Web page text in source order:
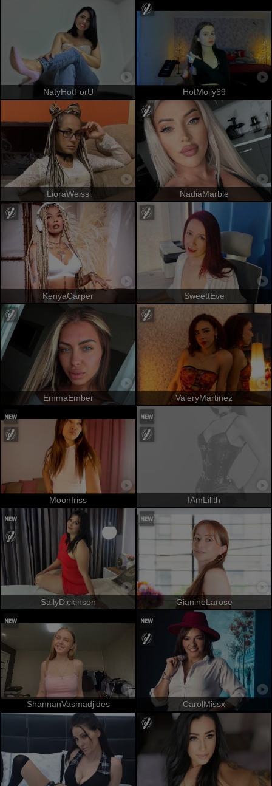
NatyHotForU HotMolly69
LioraWeiss NadiaMarble
KenyaCarper SweettEve
EmmaEmber ValeryMartinez
MoonIriss IAmLilith
SallyDickinson GianineLarose
ShannanVasmadjides CarolMissx